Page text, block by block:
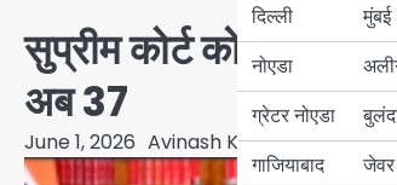
दिल्ली
नोएडा
ग्रेटर नोएडा
गाजियाबाद
मुंबई
जेवर
पंजाब
सुप्रीम कोर्ट को मिले 5
अब 37
June 1, 2026 Avinash Kumar